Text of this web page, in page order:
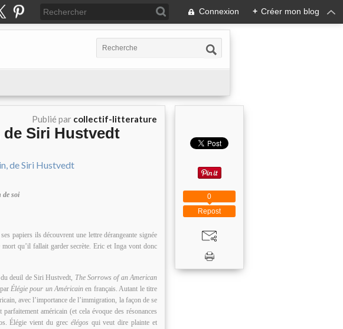
Connexion + Créer mon blog
Publié par collectif-litterature
Siri Hustvedt
de soi
papiers ils découvrent une lettre dérangeante signée
qu’il fallait garder secrète. Eric et Inga vont donc
deuil de Siri Hustvedt, The Sorrows of an American
Élégie pour un Américain en français. Autant le titre
avec l’importance de l’immigration, la façon de se
américain (et cela évoque des résonances
Élégie vient du grec élégos qui veut dire plainte et
Repost
0